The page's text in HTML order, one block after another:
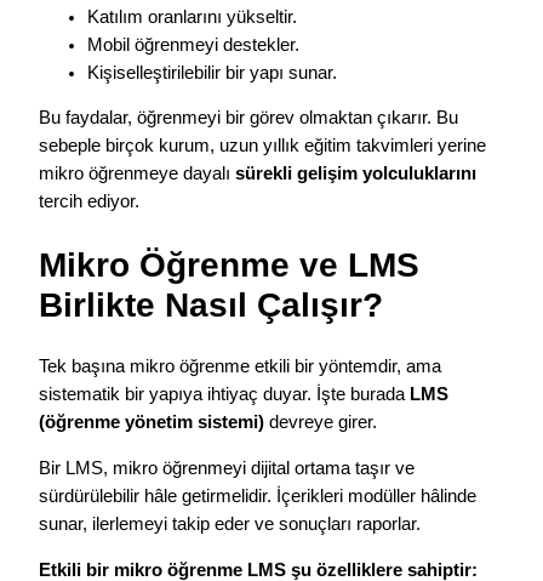
Katılım oranlarını yükseltir.
Mobil öğrenmeyi destekler.
Kişiselleştirilebilir bir yapı sunar.
Bu faydalar, öğrenmeyi bir görev olmaktan çıkarır. Bu
sebeple birçok kurum, uzun yıllık eğitim takvimleri yerine
mikro öğrenmeye dayalı sürekli gelişim yolculuklarını
tercih ediyor.
Mikro Öğrenme ve LMS
Birlikte Nasıl Çalışır?
Tek başına mikro öğrenme etkili bir yöntemdir, ama
sistematik bir yapıya ihtiyaç duyar. İşte burada LMS
(öğrenme yönetim sistemi) devreye girer.
Bir LMS, mikro öğrenmeyi dijital ortama taşır ve
sürdürülebilir hâle getirmelidir. İçerikleri modüller hâlinde
sunar, ilerlemeyi takip eder ve sonuçları raporlar.
Etkili bir mikro öğrenme LMS şu özelliklere sahiptir: